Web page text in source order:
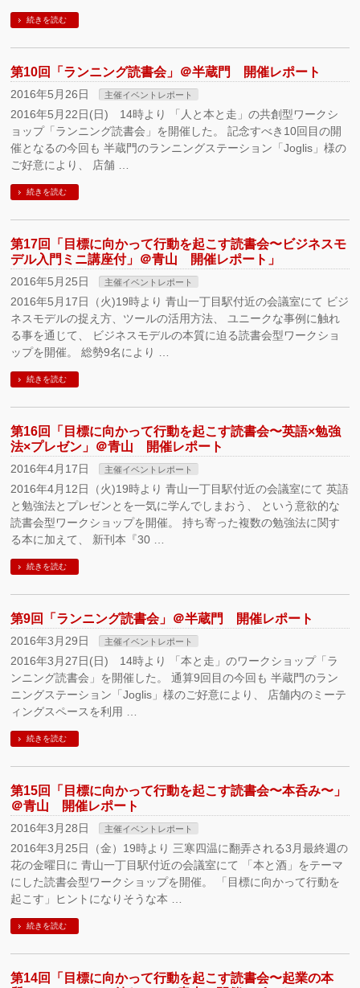
続きを読む
第10回「ランニング読書会」＠半蔵門 開催レポート
2016年5月26日 主催イベントレポート
2016年5月22日(日) 14時より 「人と本と走」の共創型ワークシ
ョップ「ランニング読書会」を開催した。 記念すべき10回目の開
催となるの今回も 半蔵門のランニングステーション「Joglis」様の
ご好意により、 店舗 …
続きを読む
第17回「目標に向かって行動を起こす読書会〜ビジネスモ
デル入門ミニ講座付」＠青山 開催レポート」
2016年5月25日 主催イベントレポート
2016年5月17日（火)19時より 青山一丁目駅付近の会議室にて ビジ
ネスモデルの捉え方、ツールの活用方法、 ユニークな事例に触れ
る事を通じて、 ビジネスモデルの本質に迫る読書会型ワークショ
ップを開催。 総勢9名により …
続きを読む
第16回「目標に向かって行動を起こす読書会〜英語×勉強
法×プレゼン」＠青山 開催レポート
2016年4月17日 主催イベントレポート
2016年4月12日（火)19時より 青山一丁目駅付近の会議室にて 英語
と勉強法とプレゼンとを一気に学んでしまおう、 という意欲的な
読書会型ワークショップを開催。 持ち寄った複数の勉強法に関す
る本に加えて、 新刊本『30 …
続きを読む
第9回「ランニング読書会」＠半蔵門 開催レポート
2016年3月29日 主催イベントレポート
2016年3月27日(日) 14時より 「本と走」のワークショップ「ラ
ンニング読書会」を開催した。 通算9回目の今回も 半蔵門のラン
ニングステーション「Joglis」様のご好意により、 店舗内のミーテ
ィングスペースを利用 …
続きを読む
第15回「目標に向かって行動を起こす読書会〜本呑み〜」
＠青山 開催レポート
2016年3月28日 主催イベントレポート
2016年3月25日（金）19時より 三寒四温に翻弄される3月最終週の
花の金曜日に 青山一丁目駅付近の会議室にて 「本と酒」をテーマ
にした読書会型ワークショップを開催。 「目標に向かって行動を
起こす」ヒントになりそうな本 …
続きを読む
第14回「目標に向かって行動を起こす読書会〜起業の本